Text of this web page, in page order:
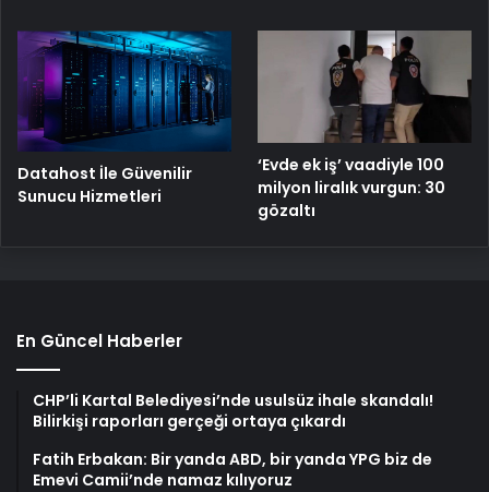
Datahost İle Güvenilir
Sunucu Hizmetleri
‘Evde ek iş’ vaadiyle 100
milyon liralık vurgun: 30
gözaltı
En Güncel Haberler
CHP’li Kartal Belediyesi’nde usulsüz ihale skandalı!
Bilirkişi raporları gerçeği ortaya çıkardı
Fatih Erbakan: Bir yanda ABD, bir yanda YPG biz de
Emevi Camii’nde namaz kılıyoruz